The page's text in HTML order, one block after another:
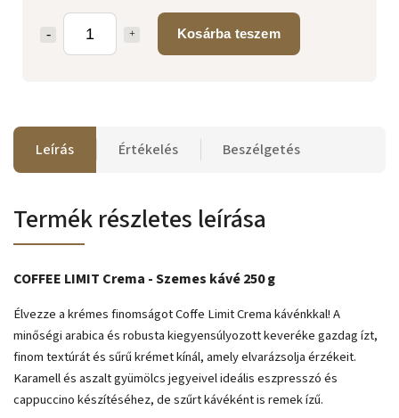
Kosárba teszem
Leírás Értékelés Beszélgetés
Termék részletes leírása
COFFEE LIMIT Crema - Szemes kávé 250g
Élvezze a krémes finomságot Coffe Limit Crema kávénkkal! A
minőségi arabica és robusta kiegyensúlyozott keveréke gazdag ízt,
finom textúrát és sűrű krémet kínál, amely elvarázsolja érzékeit.
Karamell és aszalt gyümölcs jegyeivel ideális eszpresszó és
cappuccino készítéséhez, de szűrt kávéként is remek ízű.